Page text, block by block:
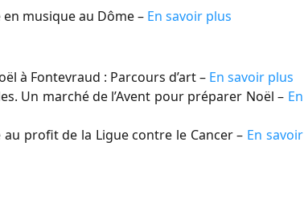
musique au Dôme – En savoir plus
à Fontevraud : Parcours d’art – En savoir plus
Un marché de l’Avent pour préparer Noël – En
profit de la Ligue contre le Cancer – En savoir